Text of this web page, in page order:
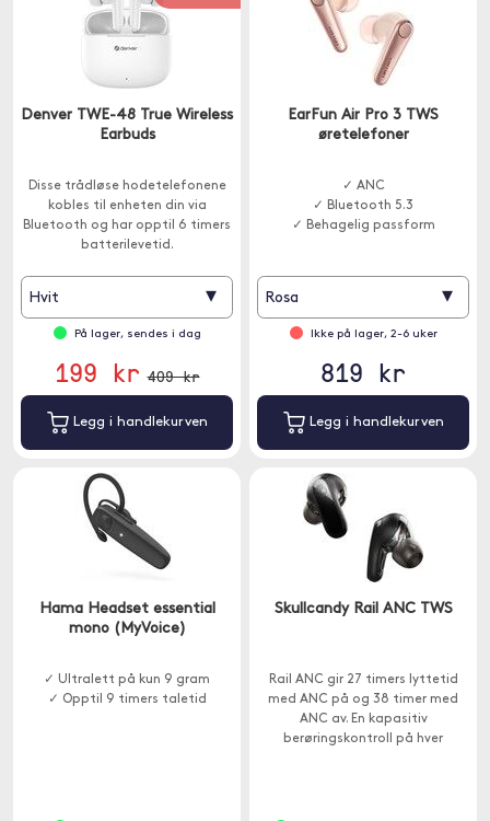
Denver TWE-48 True Wireless
Earbuds
Disse trådløse hodetelefonene
kobles til enheten din via
Bluetooth og har opptil 6 timers
batterilevetid.
Hvit ▾
På lager, sendes i dag
199 kr 409 kr
Legg i handlekurven
EarFun Air Pro 3 TWS
øretelefoner
✓ ANC
✓ Bluetooth 5.3
✓ Behagelig passform
Rosa ▾
Ikke på lager, 2-6 uker
819 kr
Legg i handlekurven
Hama Headset essential
mono (MyVoice)
✓ Ultralett på kun 9 gram
✓ Opptil 9 timers taletid
Skullcandy Rail ANC TWS
Rail ANC gir 27 timers lyttetid
med ANC på og 38 timer med
ANC av. En kapasitiv
berøringskontroll på hver